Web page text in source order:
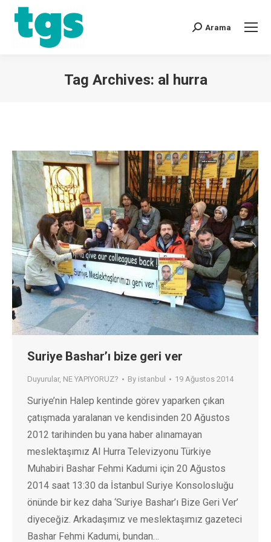
Arama
Tag Archives: al hurra
Suriye Bashar’ı bize geri ver
Duyurular, NE YAPIYORUZ? By istanbul 19 Ağustos 2014
Suriye’nin Halep kentinde görev yaparken çıkan
çatışmada yaralanan ve kendisinden 20 Ağustos
2012 tarihinden bu yana haber alınamayan
meslektaşımız Al Hurra Televizyonu Türkiye
Muhabiri Bashar Fehmi Kadumi için 20 Ağustos
2014 saat 13:30 da İstanbul Suriye Konsolosluğu
önünde bir kez daha ‘Suriye Bashar’ı Bize Geri Ver’
diyeceğiz. Arkadaşımız ve meslektaşımız gazeteci
Bashar Fehmi Kadumi, bundan…